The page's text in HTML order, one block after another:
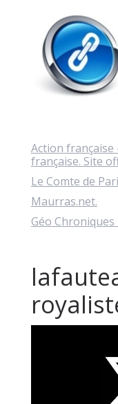
Action française
française. Site
Le Comte de
Maurras.net.
Géo